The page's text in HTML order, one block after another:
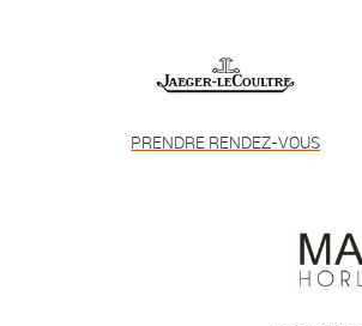
PRENDRE RENDEZ-VOUS